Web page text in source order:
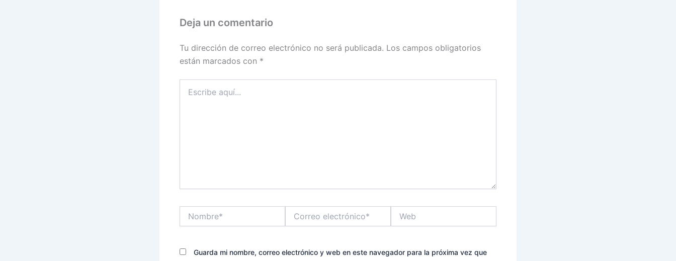
Deja un comentario
Tu dirección de correo electrónico no será publicada. Los campos obligatorios
están marcados con *
aquí...
electrónico*
Guarda mi nombre, correo electrónico y web en este navegador para la próxima vez que